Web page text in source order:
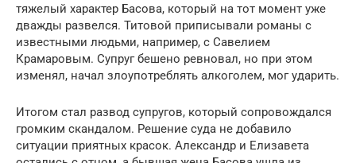
тяжелый характер Басова, который на тот момент уже
дважды развелся. Титовой приписывали романы с
известными людьми, например, с Савелием
Крамаровым. Супруг бешено ревновал, но при этом
изменял, начал злоупотреблять алкоголем, мог ударить.
Итогом стал развод супругов, который сопровождался
громким скандалом. Решение суда не добавило
ситуации приятных красок. Александр и Елизавета